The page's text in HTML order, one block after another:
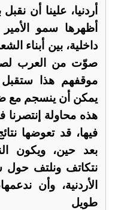
أردنيا، علينا أن
أظهرها سمو
داخلية، بين أبناء
صوّت من العرب
موقفهم هذا ستقبل
يمكن أن ينسجم مع
هذه محاولة إنتصرنا
فيها، قد تعوضها
بعد حين، ويكون
نتكاتف ونلتف حول
الأردنية، وأن
طويل